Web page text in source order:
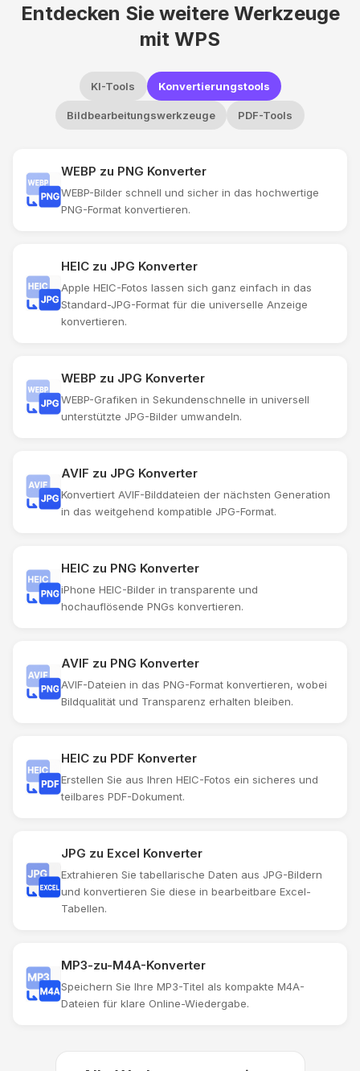
Entdecken Sie weitere Werkzeuge
mit WPS
KI-Tools Konvertierungstools
Bildbearbeitungswerkzeuge PDF-Tools
WEBP zu PNG Konverter
WEBP-Bilder schnell und sicher in das hochwertige
PNG-Format konvertieren.
HEIC zu JPG Konverter
Apple HEIC-Fotos lassen sich ganz einfach in das
Standard-JPG-Format für die universelle Anzeige
konvertieren.
WEBP zu JPG Konverter
WEBP-Grafiken in Sekundenschnelle in universell
unterstützte JPG-Bilder umwandeln.
AVIF zu JPG Konverter
Konvertiert AVIF-Bilddateien der nächsten Generation
in das weitgehend kompatible JPG-Format.
HEIC zu PNG Konverter
iPhone HEIC-Bilder in transparente und
hochauflösende PNGs konvertieren.
AVIF zu PNG Konverter
AVIF-Dateien in das PNG-Format konvertieren, wobei
Bildqualität und Transparenz erhalten bleiben.
HEIC zu PDF Konverter
Erstellen Sie aus Ihren HEIC-Fotos ein sicheres und
teilbares PDF-Dokument.
JPG zu Excel Konverter
Extrahieren Sie tabellarische Daten aus JPG-Bildern
und konvertieren Sie diese in bearbeitbare Excel-
Tabellen.
MP3-zu-M4A-Konverter
Speichern Sie Ihre MP3-Titel als kompakte M4A-
Dateien für klare Online-Wiedergabe.